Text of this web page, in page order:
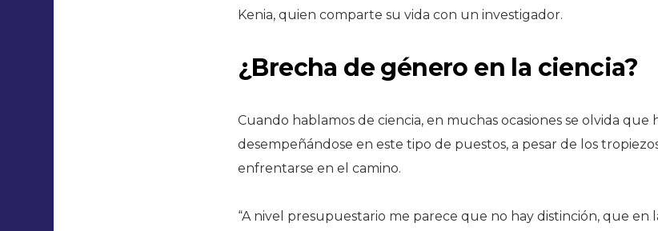
Kenia, quien comparte su vida con un investigador.
¿Brecha de género en la ciencia?
Cuando hablamos de ciencia, en muchas ocasiones se olvida que
desempeñándose en este tipo de puestos, a pesar de los
enfrentarse en el camino.
“A nivel presupuestario me parece que no hay distinción, que en